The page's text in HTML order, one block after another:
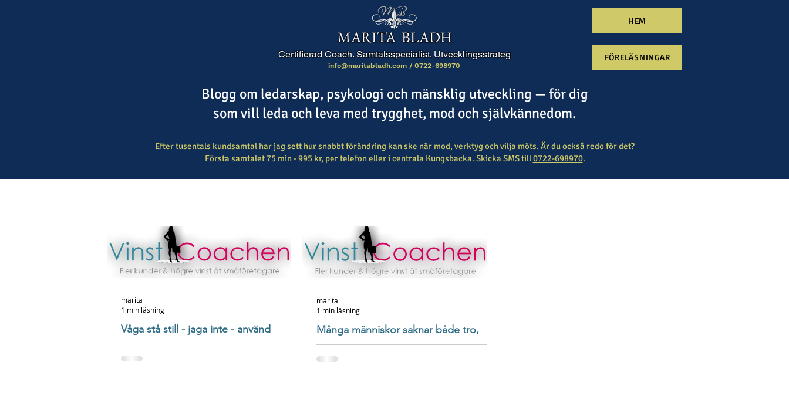
MARITA BLADH
Certifierad Coach. Samtalsspecialist. Utvecklingsstrateg
info@maritabladh.com / 0722-698970
HEM
FÖRELÄSNINGAR
Blogg om ledarskap, psykologi och mänsklig utveckling — för dig
som vill leda och leva med trygghet, mod och självkännedom.
Efter tusentals kundsamtal har jag sett hur snabbt förändring kan ske när mod, verktyg och vilja möts. Är du också redo för det?
Första samtalet 75 min - 995 kr, per telefon eller i centrala Kungsbacka. Skicka SMS till0722-698970.
Våga stå still - jaga inte - använd
"Attraktionsmarknadsföring"
Har du sett att många andra företagare "jagar" efter
marita
1 min läsning
Många människor saknar både tro,
hopp och inriktning i livet - med en
stark vision får du dem att fö
marita
1 min läsning